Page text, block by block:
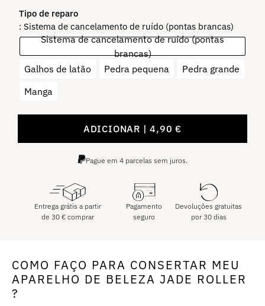
Tipo de reparo
: Sistema de cancelamento de ruído (pontas brancas)
Sistema de cancelamento de ruído (pontas
brancas)
Galhos de latão
Pedra pequena
Pedra grande
Manga
ADICIONAR 4,90€
Pague em 4 parcelas sem juros.
Entrega grátis a partir
de 30 €comprar
Pagamento
seguro
Devoluções gratuitas
por 30 dias
COMO FAÇO PARA CONSERTAR MEU
APARELHO DE BELEZA JADE ROLLER
?